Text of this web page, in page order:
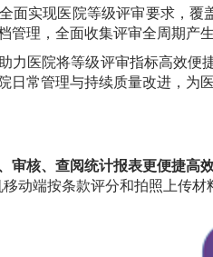
面实现医院等级评审要求，
管理，全面收集评审全周期产
力医院将等级评审指标高效
日常管理与持续质量改进，为
审核、查阅统计报表更便捷高
动端按条款评分和拍照上传